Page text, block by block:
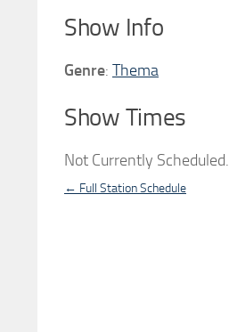
Show Info
Genre: Thema
Show Times
Not Currently Scheduled.
← Full Station Schedule